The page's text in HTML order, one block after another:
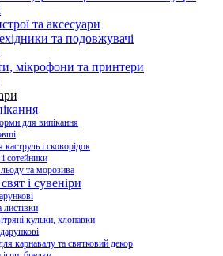
та аксесуари
та подовжувачі
мікрофони та принтери
для випікання
і сковорідок
сотейники
та морозива
і сувеніри
листівки
кульки, хлопавки
карнавалу та святковий декор